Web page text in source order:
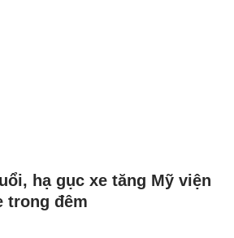
hạ gục xe tăng Mỹ viện
trong đêm